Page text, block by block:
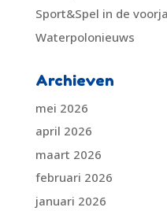
Sport&Spel in de
Waterpolonieuws
Archieven
mei 2026
april 2026
maart 2026
februari 2026
januari 2026